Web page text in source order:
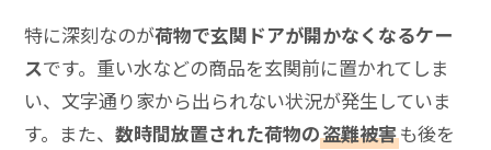
特に深刻なのが荷物で玄関ドアが開かなくなるケー
スです。重い水などの商品を玄関前に置かれてしま
い、文字通り家から出られない状況が発生していま
す。また、数時間放置された荷物の盗難被害も後を